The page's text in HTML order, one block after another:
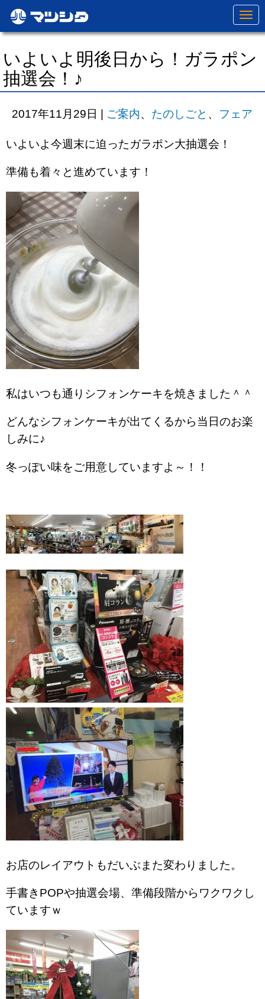
N
a
v
a
o
いよいよ明後日から！ガラポン
抽選会！♪
2017年11月29日 | ご案内、 たのしごと 、 フェア
いよいよ今週末に迫ったガラポン大抽選会！
準備も着々と進めています！
私はいつも通りシフォンケーキを焼きました＾＾
どんなシフォンケーキが出てくるから当日のお楽
しみに♪
冬っぽい味をご用意していますよ～！！
お店のレイアウトもだいぶまた変わりました。
手書きPOPや抽選会場、準備段階からワクワクし
ていますｗ